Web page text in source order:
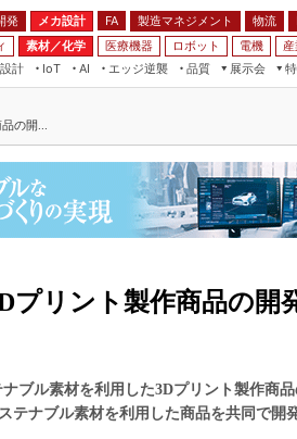
発 メカ設計 FA 製造マネジメント 物流
素材／化学 医療機器 ロボット 電機
計
IoT
AI
エッジ逆襲 品質
展示会
JIMTOF
組込み/エッジ コンピューティング
展＆IoT/5Gソリューション展
IIFES
国際ロボット展
TECHNO-FRONTIER
EdgeTech+
5G
フィールドサービス
組み込み画像技術
車載ソフト開発
製造マネジメント
モビリティ
の開...
プリント製作商品の開
ブル素材を利用した3Dプリント製作商
ナブル素材を利用した商品を共同で開発